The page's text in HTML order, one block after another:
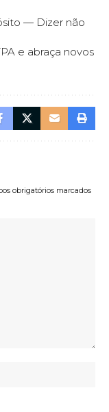
— Dizer não
e abraça novos
obrigatórios marcados